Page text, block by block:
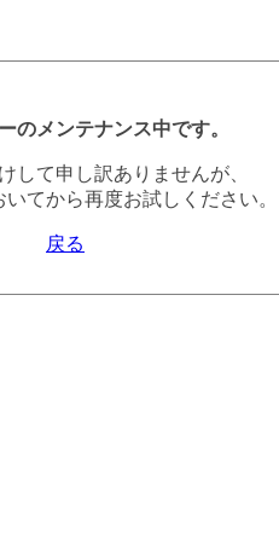
のメンテナンス中です。
して申し訳ありませんが、
てから再度お試しください。
戻る